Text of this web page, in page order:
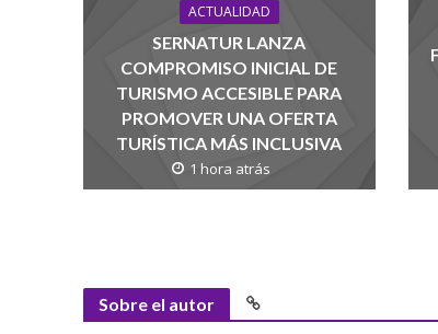
ACTUALIDAD
SERNATUR LANZA
COMPROMISO INICIAL DE
TURISMO ACCESIBLE PARA
PROMOVER UNA OFERTA
TURÍSTICA MÁS INCLUSIVA
1 hora atrás
Sobre el autor